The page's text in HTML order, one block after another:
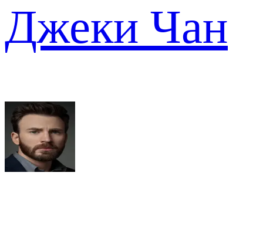
Джеки Чан